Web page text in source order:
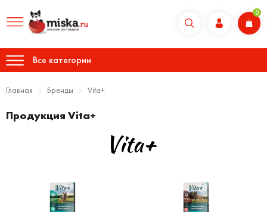
0
Все категории
Главная Бренды Vita+
Продукция Vita+